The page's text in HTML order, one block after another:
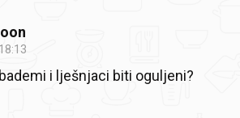
18:13
i lješnjaci biti oguljeni?